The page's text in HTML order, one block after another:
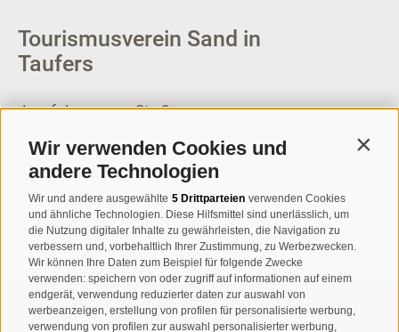
Wir verwenden Cookies und
andere Technologien
Wir und andere ausgewählte 5 Drittparteien verwenden Cookies
und ähnliche Technologien. Diese Hilfsmittel sind unerlässlich, um
die Nutzung digitaler Inhalte zu gewährleisten, die Navigation zu
verbessern und, vorbehaltlich Ihrer Zustimmung, zu Werbezwecken.
Wir können Ihre Daten zum Beispiel für folgende Zwecke
verwenden: speichern von oder zugriff auf informationen auf einem
endgerät, verwendung reduzierter daten zur auswahl von
werbeanzeigen, erstellung von profilen für personalisierte werbung,
verwendung von profilen zur auswahl personalisierter werbung,
Tourismusverein Sand in
Taufers
Josef-Jungmann-Str. 8
MWSt.-Nr: 00518320213
T+39 0474 678076
info@taufers.com